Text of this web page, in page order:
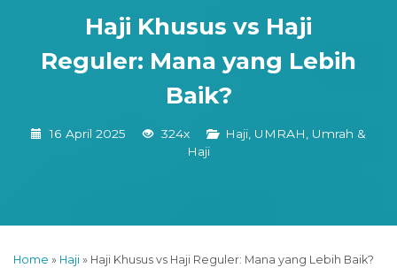
Haji Khusus vs Haji
Reguler: Mana yang Lebih
Baik?
16 April 2025 324x Haji, UMRAH, Umrah &
Haji
Home » Haji » Haji Khusus vs Haji Reguler: Mana yang Lebih Baik?